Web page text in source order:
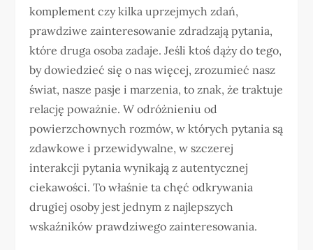
komplement czy kilka uprzejmych zdań,
prawdziwe zainteresowanie zdradzają pytania,
które druga osoba zadaje. Jeśli ktoś dąży do tego,
by dowiedzieć się o nas więcej, zrozumieć nasz
świat, nasze pasje i marzenia, to znak, że traktuje
relację poważnie. W odróżnieniu od
powierzchownych rozmów, w których pytania są
zdawkowe i przewidywalne, w szczerej
interakcji pytania wynikają z autentycznej
ciekawości. To właśnie ta chęć odkrywania
drugiej osoby jest jednym z najlepszych
wskaźników prawdziwego zainteresowania.